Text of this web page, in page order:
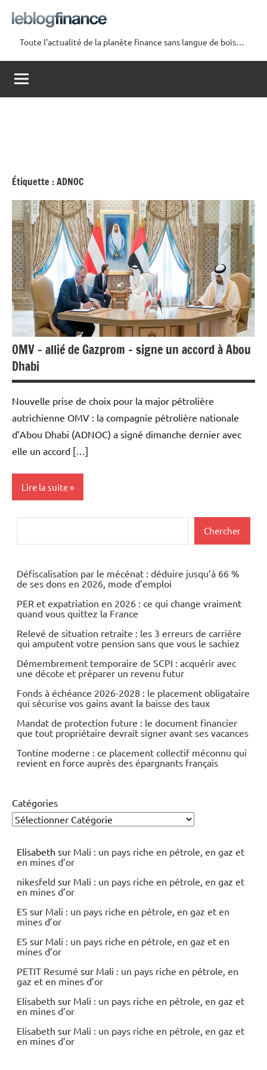
contenu
Le
Blog
Finance
Toute l'actualité de la planète finance sans langue de bois…
Étiquette :ADNOC
OMV – allié de Gazprom – signe un accord à Abou
Dhabi
Nouvelle prise de choix pour la major pétrolière
autrichienne OMV : la compagnie pétrolière nationale
d’Abou Dhabi (ADNOC) a signé dimanche dernier avec
elle un accord […]
Lire la suite
Economie
Energies
Matières
premières
Chercher
Défiscalisation par le mécénat : déduire jusqu’à 66 %
de ses dons en 2026, mode d’emploi
PER et expatriation en 2026 : ce qui change vraiment
quand vous quittez la France
Relevé de situation retraite : les 3 erreurs de carrière
qui amputent votre pension sans que vous le sachiez
Démembrement temporaire de SCPI : acquérir avec
une décote et préparer un revenu futur
Fonds à échéance 2026-2028 : le placement obligataire
qui sécurise vos gains avant la baisse des taux
Mandat de protection future : le document financier
que tout propriétaire devrait signer avant ses vacances
Tontine moderne : ce placement collectif méconnu qui
revient en force auprès des épargnants français
Catégories
Elisabeth sur Mali : un pays riche en pétrole, en gaz et
en mines d’or
nikesfeld sur Mali : un pays riche en pétrole, en gaz et
en mines d’or
ES sur Mali : un pays riche en pétrole, en gaz et en
mines d’or
ES sur Mali : un pays riche en pétrole, en gaz et en
mines d’or
PETIT Resumé sur Mali : un pays riche en pétrole, en
gaz et en mines d’or
Elisabeth sur Mali : un pays riche en pétrole, en gaz et
en mines d’or
Elisabeth sur Mali : un pays riche en pétrole, en gaz et
en mines d’or